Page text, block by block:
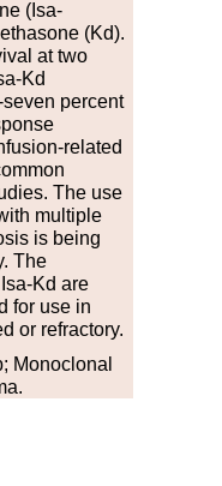
(Isa-
(Kd).
at two
Kd
percent
related
The use
multiple
is being
The
Kd are
for use in
or refractory.
Monoclonal